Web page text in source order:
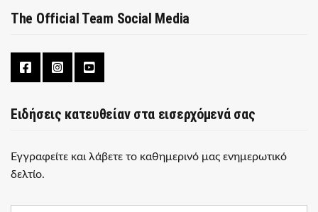
The Official Team Social Media
Ειδήσεις κατευθείαν στα εισερχόμενά σας
Εγγραφείτε και λάβετε το καθημερινό μας ενημερωτικό
δελτίο.